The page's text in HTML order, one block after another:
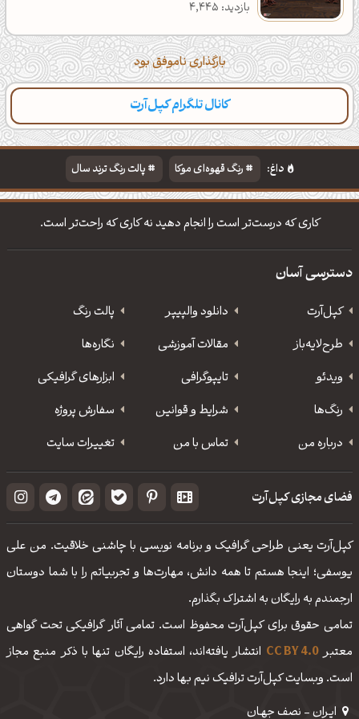
بازدید: 4,445
بارگذاری ناموفق بود
کانال تلگرام کپل‌آرت
داغ: رنگ قهوه‌ای موکا
پالت رنگ ترند سال
دانلود والپیپر مذهبی
تایپوگرافی شعر مولانا
کاری که درست‌تر است را انجام دهید نه کاری که راحت‌تر است.
دسترسی آسان
کپل‌آرت دانلود‌ والپیپر
پالت رنگ
طرح‌لایه‌باز
مقالات آموزشی
نگاره‌ها
ویدئو
‌تایپوگرافی
ابزارهای گرافیکی
رنگ‌ها
شرایط و قوانین
سفارش پروژه
درباره من
تماس با من تغییرات سایت
فضای مجازی کپل‌آرت
کپل‌آرت یعنی طراحی گرافیک و برنامه نویسی با چاشنی خلاقیت. من علی
یوسفی؛ اینجا هستم تا همه دانش، مهارت‌‌ها و تجربیاتم را با شما دوستان
ارجمندم به رایگان به اشتراک بگذارم.
تمامی حقوق برای کپل‌آرت محفوظ است. تمامی آثار گرافیکی تحت گواهی
معتبرCC BY 4.0 انتشار یافته‌اند، استفاده رایگان تنها با ذکر منبع مجاز
است. وبسایت کپل‌آرت ترافیک نیم بها دارد.
ایـران - نصف جهـان